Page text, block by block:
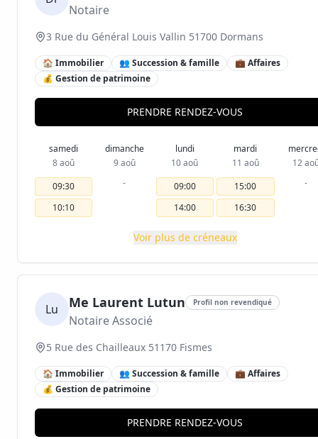
Notaire
3 Rue du Général Louis Vallin 51700 Dormans
🏠 Immobilier 👥 Succession & famille
💼 Affaires
💰 Gestion de patrimoine
PRENDRE RENDEZ-VOUS
samedi
8 aoû
09:30
10:10
dimanche
9 aoû
-
lundi
10 aoû
09:00
14:00
mardi
11 aoû
15:00
16:30
12
-
Voir plus de créneaux
Lu Me Laurent Lutun Profil non revendiqué
Notaire Associé
5 Rue des Chailleaux 51170 Fismes
🏠 Immobilier 👥 Succession & famille
💼 Affaires
💰 Gestion de patrimoine
PRENDRE RENDEZ-VOUS